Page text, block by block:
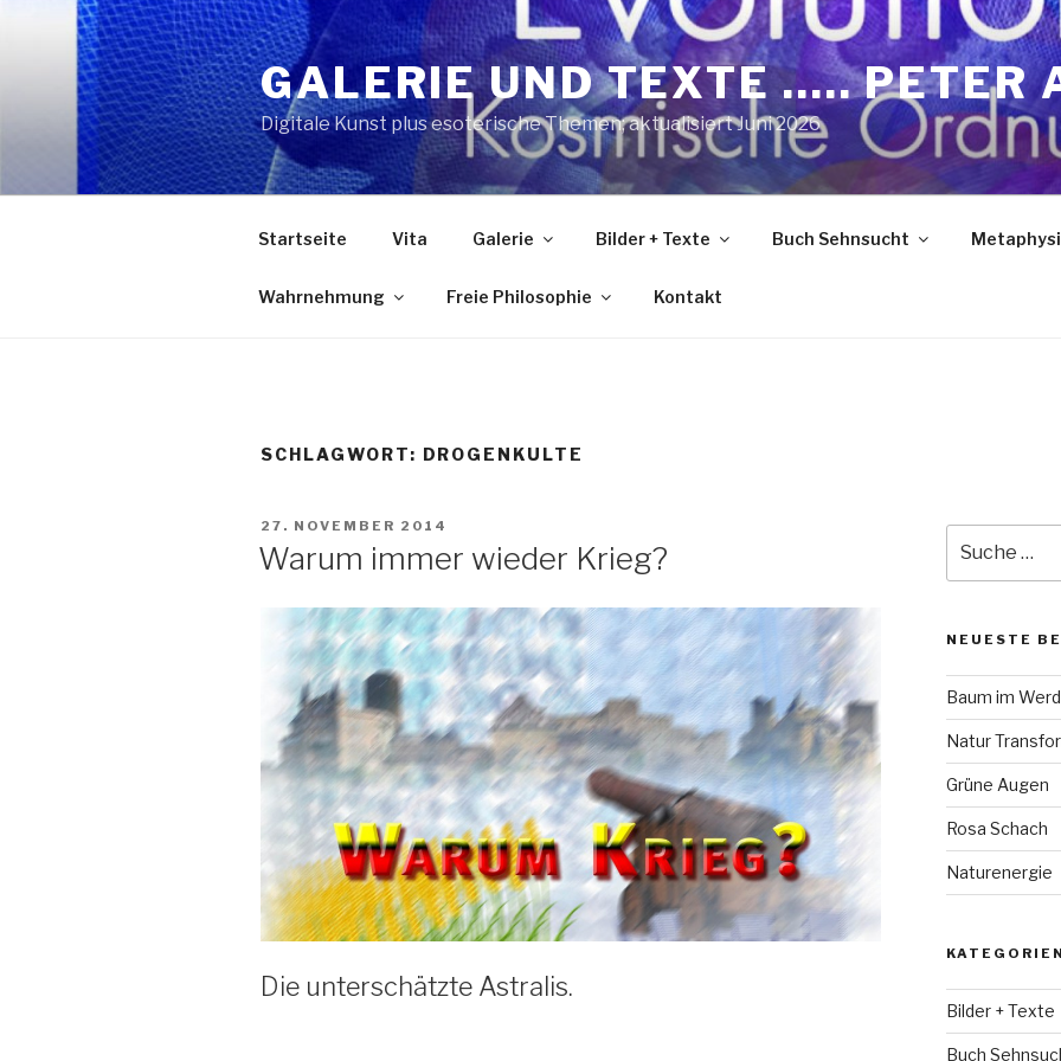
springen
GALERIE UND TEXTE ….. PETER
Digitale Kunst plus esoterische Themen; aktualisiert Juni 2026
Startseite Vita Galerie Bilder + Texte Buch Sehnsucht
Wahrnehmung Freie Philosophie Kontakt
SCHLAGWORT: DROGENKULTE
VERÖFFENTLICHT
27. NOVEMBER 2014
Warum immer wieder Krieg?
Die unterschätzte Astralis.
nach:
NEUESTE
Baum im
Natur
Grüne Augen
Rosa Schach
Naturenergie
KATEGORIEN
Bilder + Texte
Buch